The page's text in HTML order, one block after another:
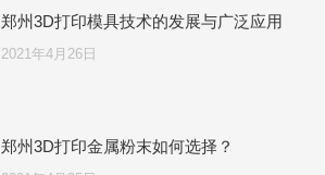
郑州3D打印模具技术的发展与广泛应用
2021年4月26日
郑州3D打印金属粉末如何选择？